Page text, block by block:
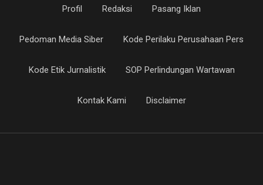
Profil Redaksi Pasang Iklan
Pedoman Media Siber Kode Perilaku Perusahaan Pers
Kode Etik Jurnalistik SOP Perlindungan Wartawan
Kontak Kami Disclaimer